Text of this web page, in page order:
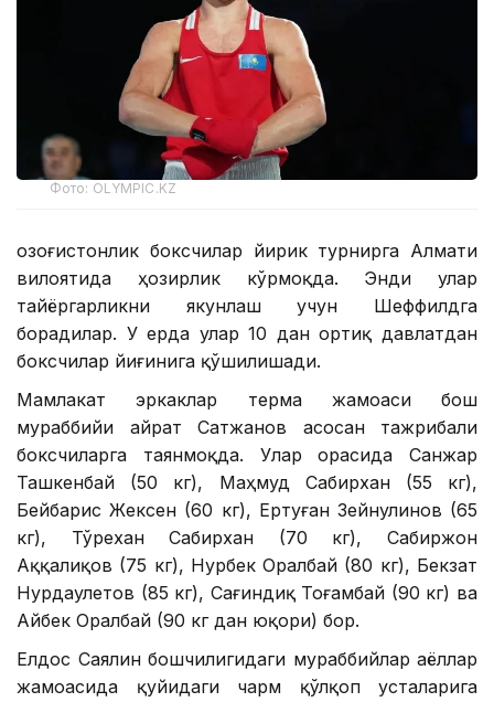
Фото: OLYMPIC.KZ
Қозоғистонлик боксчилар йирик турнирга Алмати
вилоятида ҳозирлик кўрмоқда. Энди улар
тайёргарликни якунлаш учун Шеффилдга
борадилар. У ерда улар 10 дан ортиқ давлатдан
боксчилар йиғинига қўшилишади.
Мамлакат эркаклар терма жамоаси бош
мураббийи Қайрат Сатжанов асосан тажрибали
боксчиларга таянмоқда. Улар орасида Санжар
Ташкенбай (50 кг), Маҳмуд Сабирхан (55 кг),
Бейбарис Жексен (60 кг), Ертуған Зейнулинов (65
кг), Тўрехан Сабирхан (70 кг), Сабиржон
Аққалиқов (75 кг), Нурбек Оралбай (80 кг), Бекзат
Нурдаулетов (85 кг), Сағиндиқ Тоғамбай (90 кг) ва
Айбек Оралбай (90 кг дан юқори) бор.
Елдос Саялин бошчилигидаги мураббийлар аёллар
жамоасида қуйидаги чарм қўлқоп усталарига